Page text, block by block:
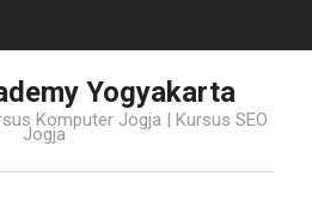
Yogyakarta
Komputer Jogja | Kursus SEO
Jogja